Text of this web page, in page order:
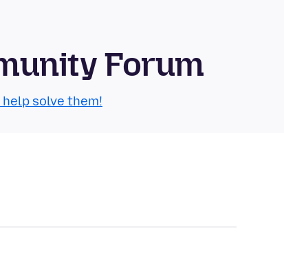
Forum
solve them!